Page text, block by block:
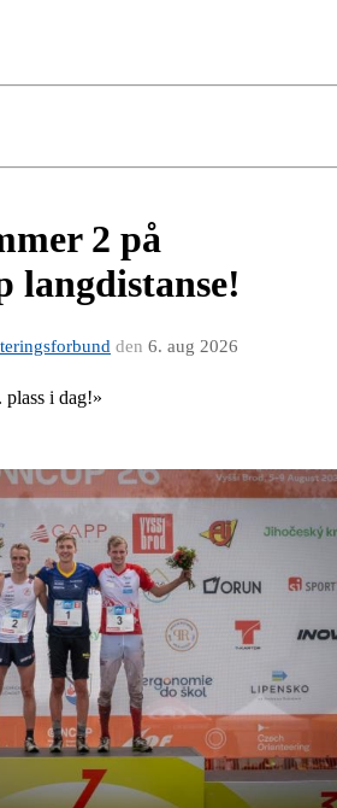
2 på
langdistanse!
den 6. aug 2026
plass i dag!»